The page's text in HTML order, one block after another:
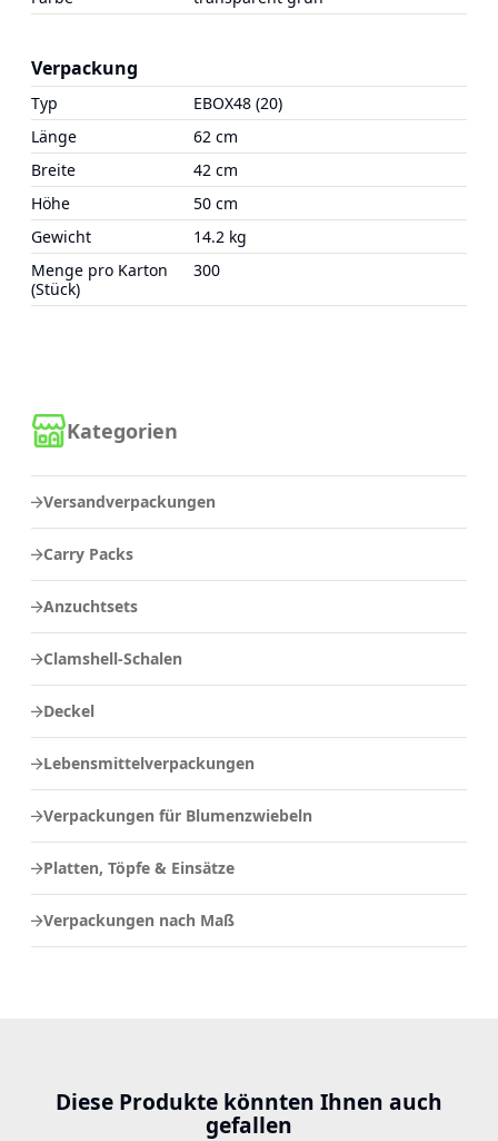
Kategorien
Versandverpackungen
Carry Packs
Anzuchtsets
Clamshell-Schalen
Deckel
Lebensmittelverpackungen
Verpackungen für Blumenzwiebeln
Platten, Töpfe & Einsätze
Verpackungen nach Maß
Verpackung
Typ
EBOX48 (20)
Länge
62 cm
Breite
42 cm
Höhe
50 cm
Gewicht
14.2 kg
Menge pro Karton
(Stück)
300
Diese Produkte könnten Ihnen auch
gefallen